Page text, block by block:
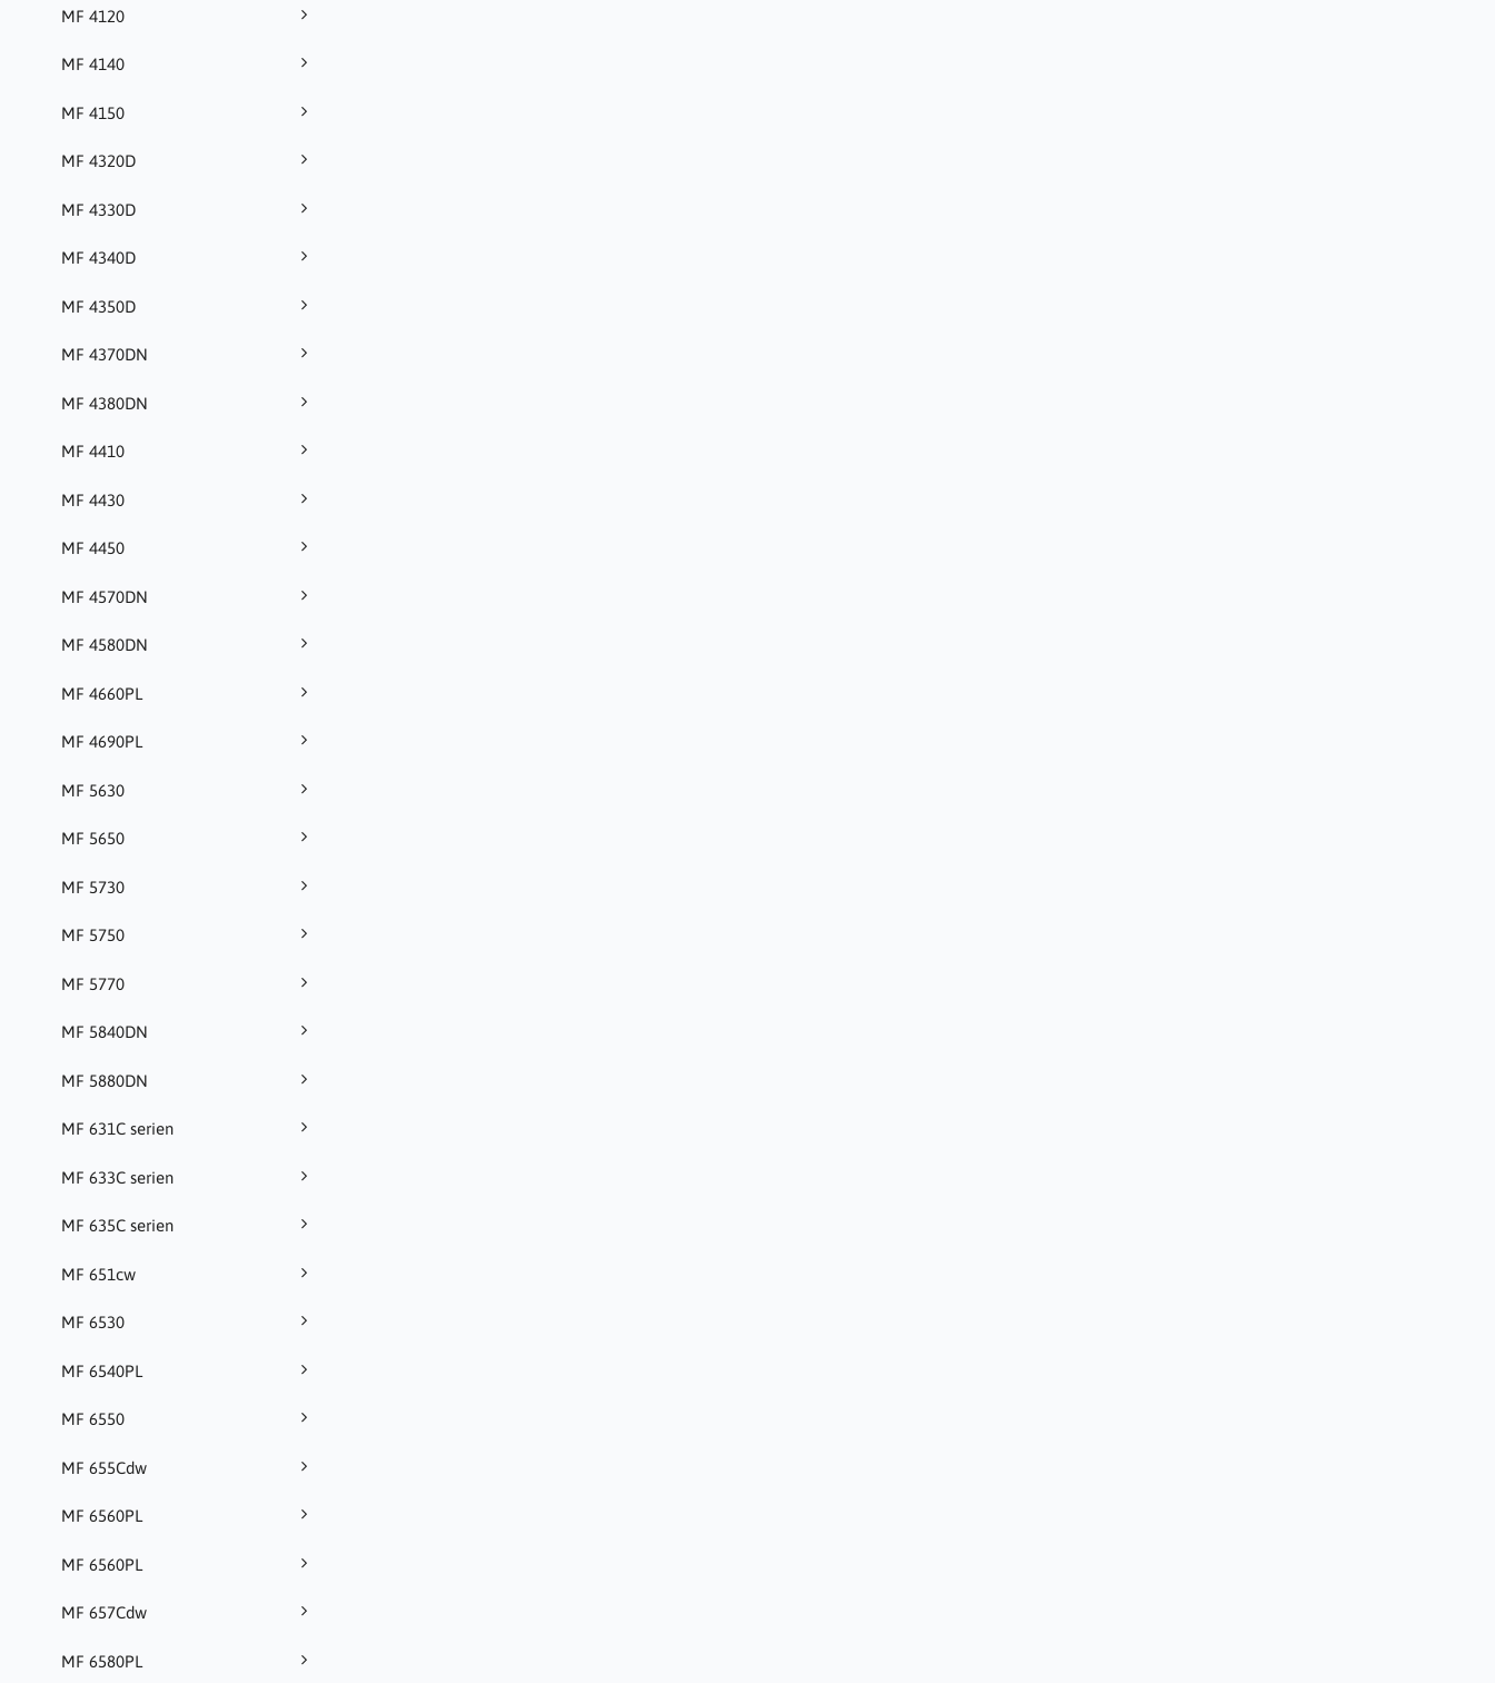
MF 4120
MF 4140
MF 4150
MF 4320D
MF 4330D
MF 4340D
MF 4350D
MF 4370DN
MF 4380DN
MF 4410
MF 4430
MF 4450
MF 4570DN
MF 4580DN
MF 4660PL
MF 4690PL
MF 5630
MF 5650
MF 5730
MF 5750
MF 5770
MF 5840DN
MF 5880DN
MF 631C serien
MF 633C serien
MF 635C serien
MF 651cw
MF 6530
MF 6540PL
MF 6550
MF 655Cdw
MF 6560PL
MF 6560PL
MF 657Cdw
MF 6580PL